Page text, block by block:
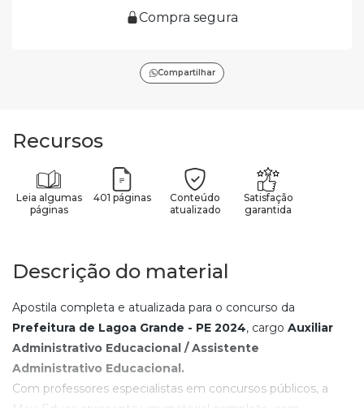
Compra segura
Compartilhar
Recursos
Leia algumas
páginas
401 páginas
Conteúdo
atualizado
Satisfação
garantida
Descrição do material
Apostila completa e atualizada para o concurso da
Prefeitura de Lagoa Grande - PE 2024, cargo Auxiliar
Administrativo Educacional / Assistente
Administrativo Educacional.
Com professores especialistas em concursos públicos, a